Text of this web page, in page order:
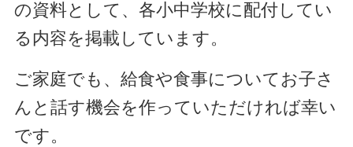
の資料として、各小中学校に配付してい
る内容を掲載しています。
ご家庭でも、給食や食事についてお子さ
んと話す機会を作っていただければ幸い
です。